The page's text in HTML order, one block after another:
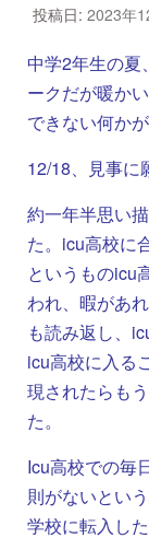
投稿日: 2023年
中学2年生の夏
ークだが暖か
できない何か
12/18、見事に
約一年半思い
た。icu高校に
というものicu
われ、暇があ
も読み返し、
icu高校に入る
現されたらも
た。
Icu高校での毎
則がないとい
学校に転入し